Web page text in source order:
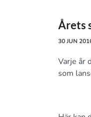
Årets
30 JUN
Varje år
som